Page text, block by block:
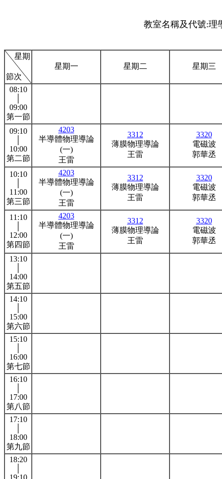
教室名稱及代號:理
星期
節次
星期一 星期二 星期三
08:10
09:00
第一節
09:10
10:00
第二節
4203
半導體物理導論
(一)
王雷
3312
薄膜物理導論
王雷
3320
電磁波
郭華丞
10:10
11:00
第三節
4203
半導體物理導論
(一)
王雷
3312
薄膜物理導論
王雷
3320
電磁波
郭華丞
11:10
12:00
第四節
4203
半導體物理導論
(一)
王雷
3312
薄膜物理導論
王雷
3320
電磁波
郭華丞
13:10
14:00
第五節
14:10
15:00
第六節
15:10
16:00
第七節
16:10
17:00
第八節
17:10
18:00
第九節
18:20
19:10